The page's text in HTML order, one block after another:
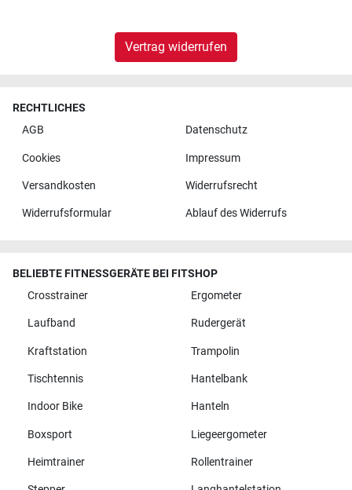
Vertrag widerrufen
RECHTLICHES
AGB
Datenschutz
Cookies Impressum
Versandkosten Widerrufsrecht
Widerrufsformular Ablauf des Widerrufs
BELIEBTE FITNESSGERÄTE BEI FITSHOP
Crosstrainer
Ergometer
Laufband Rudergerät
Kraftstation Trampolin
Tischtennis Hantelbank
Indoor Bike Hanteln
Boxsport Liegeergometer
Heimtrainer Rollentrainer